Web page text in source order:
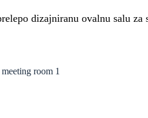
dizajniranu ovalnu salu za